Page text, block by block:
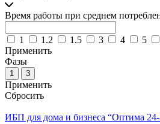
Время работы при среднем
1 1.2 1.5 3 4 5
Применить
Фазы
1 3
Применить
Сбросить
ИБП для дома и бизнеса “Оптима 24-